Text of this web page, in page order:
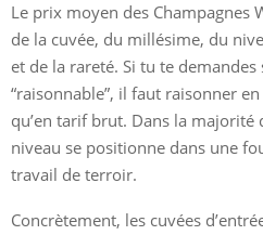
Le prix moyen des Champagnes
de la cuvée, du millésime, du
et de la rareté. Si tu te demandes
“raisonnable”, il faut raisonner
qu’en tarif brut. Dans la majorité
niveau se positionne dans une
travail de terroir.
Concrètement, les cuvées